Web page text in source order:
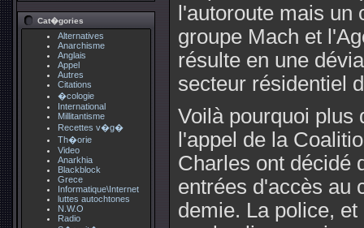
Cat�gories
Alternatives
Anarchisme
Anglais
Appel
Autres
Citations
�cologie
International
Millitantisme
Recettes v�g�
Th�orie
Video
Anarkhia
Blackblock
Grece
Informatique\Internet
luttes autochtones
N.W.O
Radio
l'autoroute mais un
groupe Mach et
résulte en une
secteur résidentiel
Voilà pourquoi plus
l'appel de la
Charles ont décidé
entrées d'accès au
demie. La police,